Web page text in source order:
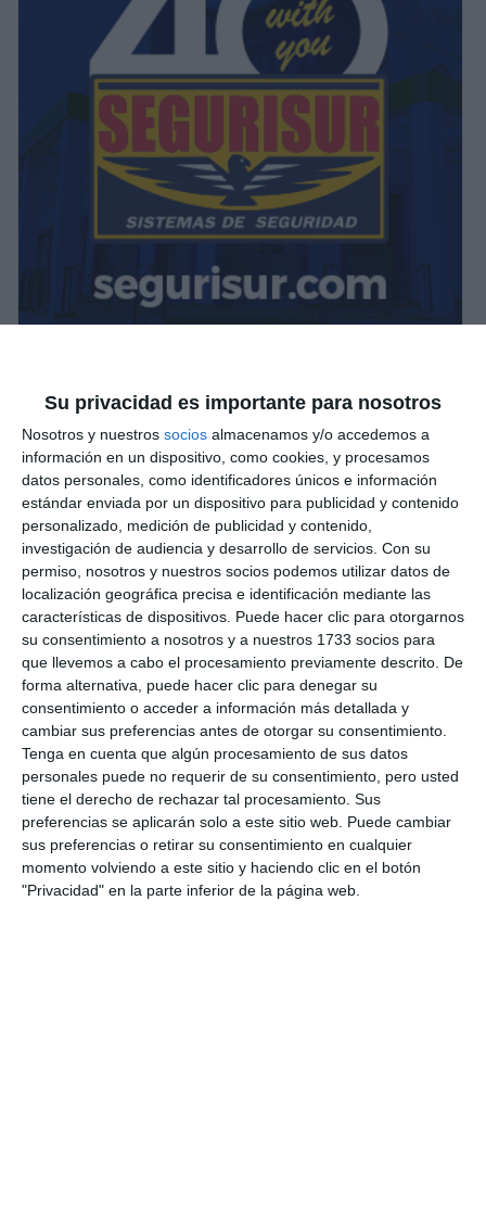
Su privacidad es importante para nosotros
Nosotros y nuestros socios almacenamos y/o accedemos a
información en un dispositivo, como cookies, y procesamos
datos personales, como identificadores únicos e información
estándar enviada por un dispositivo para publicidad y contenido
personalizado, medición de publicidad y contenido,
investigación de audiencia y desarrollo de servicios. Con su
permiso, nosotros y nuestros socios podemos utilizar datos de
localización geográfica precisa e identificación mediante las
características de dispositivos. Puede hacer clic para otorgarnos
su consentimiento a nosotros y a nuestros 1733 socios para
que llevemos a cabo el procesamiento previamente descrito. De
forma alternativa, puede hacer clic para denegar su
consentimiento o acceder a información más detallada y
cambiar sus preferencias antes de otorgar su consentimiento.
Tenga en cuenta que algún procesamiento de sus datos
personales puede no requerir de su consentimiento, pero usted
tiene el derecho de rechazar tal procesamiento. Sus
preferencias se aplicarán solo a este sitio web. Puede cambiar
sus preferencias o retirar su consentimiento en cualquier
momento volviendo a este sitio y haciendo clic en el botón
"Privacidad" en la parte inferior de la página web.